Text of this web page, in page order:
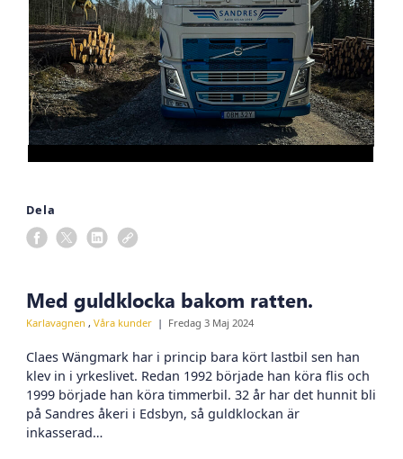
Dela
Med guldklocka bakom ratten.
Karlavagnen , Våra kunder Fredag 3 Maj 2024
Claes Wängmark har i princip bara kört lastbil sen han
klev in i yrkeslivet. Redan 1992 började han köra flis och
1999 började han köra timmerbil. 32 år har det hunnit bli
på Sandres åkeri i Edsbyn, så guldklockan är
inkasserad…